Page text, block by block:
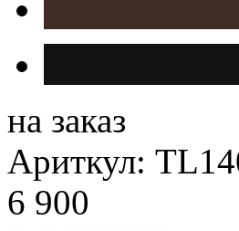
на заказ
Ариткул:
6 900